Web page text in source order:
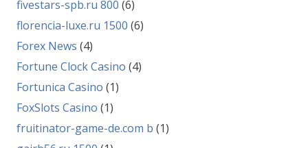
fivestars-spb.ru 800 (6)
florencia-luxe.ru 1500 (6)
Forex News (4)
Fortune Clock Casino (4)
Fortunica Casino (1)
FoxSlots Casino (1)
fruitinator-game-de.com b (1)